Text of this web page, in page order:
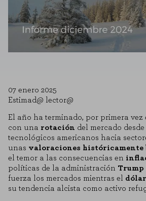
07 enero 2025
Estimad@ lector@
El año ha terminado, por primera vez
con una rotación del mercado
tecnológicos americanos hacia
unas valoraciones históricamente
el temor a las consecuencias en
políticas de la administración Trump
fuerza los mercados mientras el dólar
su tendencia alcista como activo